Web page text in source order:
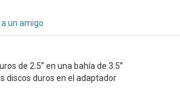
un amigo
de 2.5” en una bahía de 3.5”
discos duros en el adaptador